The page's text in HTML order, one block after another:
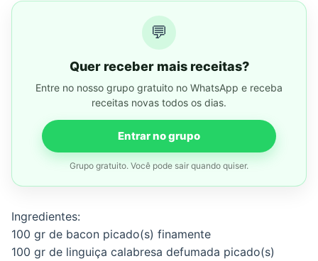
💬
Quer receber mais receitas?
Entre no nosso grupo gratuito no WhatsApp e receba
receitas novas todos os dias.
Entrar no grupo
Grupo gratuito. Você pode sair quando quiser.
Ingredientes:
100 gr de bacon picado(s) finamente
100 gr de linguiça calabresa defumada picado(s)